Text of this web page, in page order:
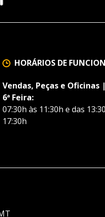
HORÁRIOS DE
Vendas, Peças e Oficinas
6ª Feira:
07:30h às 11:30h e das
17:30h